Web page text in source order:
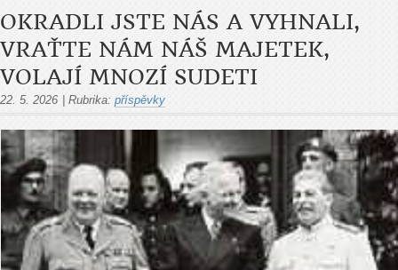
OKRADLI JSTE NÁS A VYHNALI,
VRAŤTE NÁM NÁŠ MAJETEK,
VOLAJÍ MNOZÍ SUDETI
22. 5. 2026 | Rubrika: příspěvky